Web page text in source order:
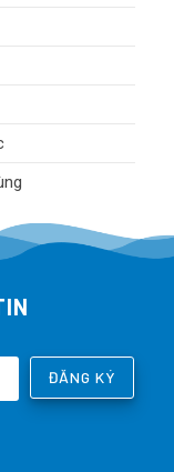
ĐĂNG KÝ